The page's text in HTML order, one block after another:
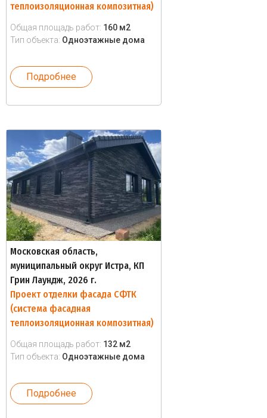
теплоизоляционная композитная)
Общая площадь работ: 160 м2
Тип объекта: Одноэтажные дома
Подробнее
Московская область,
муниципальный округ Истра, КП
Грин Лаундж, 2026 г.
Проект отделки фасада СФТК
(система фасадная
теплоизоляционная композитная)
Общая площадь работ: 132 м2
Тип объекта: Одноэтажные дома
Подробнее